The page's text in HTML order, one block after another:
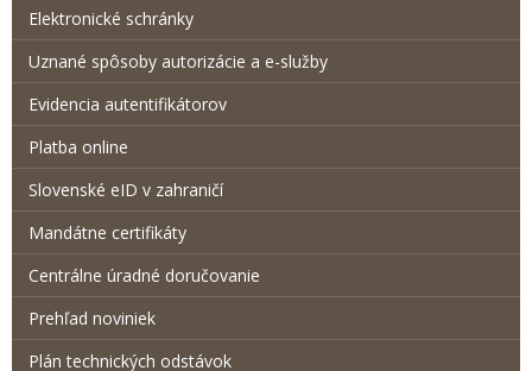
Elektronické schránky
Uznané spôsoby autorizácie a e-služby
Evidencia autentifikátorov
Platba online
Slovenské eID v zahraničí
Mandátne certifikáty
Centrálne úradné doručovanie
Prehľad noviniek
Plán technických odstávok